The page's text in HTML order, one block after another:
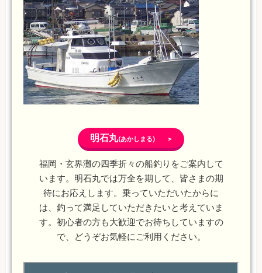
明石丸(あかしまる) >
福岡・玄界灘の四季折々の船釣りをご案内して
います。明石丸では万全を期して、皆さまの期
待にお応えします。乗っていただいたからに
は、釣って満足していただきたいと考えていま
す。初心者の方も大歓迎でお待ちしていますの
で、どうぞお気軽にご利用ください。